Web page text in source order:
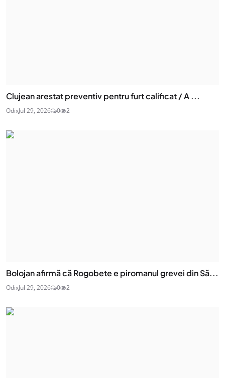
Clujean arestat preventiv pentru furt calificat / A ...
OdixJul 29, 2026 0 2
Bolojan afirmă că Rogobete e piromanul grevei din Să...
OdixJul 29, 2026 0 2